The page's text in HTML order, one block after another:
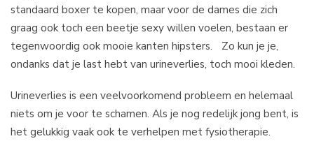
standaard boxer te kopen, maar voor de dames die zich
graag ook toch een beetje sexy willen voelen, bestaan er
tegenwoordig ook mooie kanten hipsters. Zo kun je je,
ondanks dat je last hebt van urineverlies, toch mooi kleden.
Urineverlies is een veelvoorkomend probleem en helemaal
niets om je voor te schamen. Als je nog redelijk jong bent, is
het gelukkig vaak ook te verhelpen met fysiotherapie.